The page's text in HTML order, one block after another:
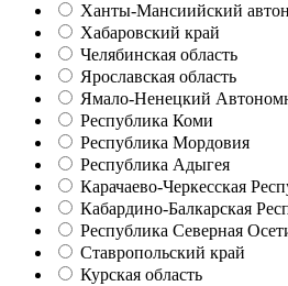
Ханты-Мансиийский
Хабаровский край
Челябинская область
Ярославская область
Ямало-Ненецкий
Республика Коми
Республика Мордовия
Республика Адыгея
Карачаево-Черкесская
Кабардино-Балкарская
Республика Северная
Ставропольский край
Курская область